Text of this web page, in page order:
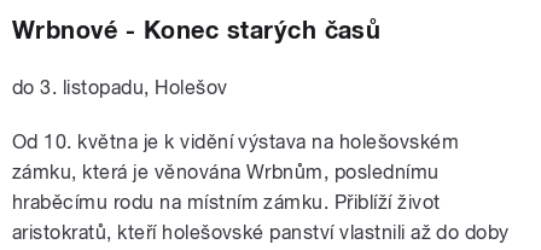
Wrbnové - Konec starých časů
do 3. listopadu, Holešov
Od 10. května je k vidění výstava na holešovském
zámku, která je věnována Wrbnům, poslednímu
hraběcímu rodu na místním zámku. Přiblíží život
aristokratů, kteří holešovské panství vlastnili až do doby